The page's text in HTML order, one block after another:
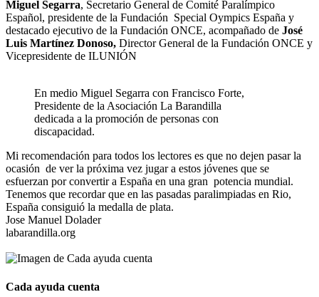
Miguel Segarra, Secretario General de Comité Paralímpico
Español, presidente de la Fundación Special Oympics España y
destacado ejecutivo de la Fundación ONCE, acompañado de José
Luis Martínez Donoso, Director General de la Fundación ONCE y
Vicepresidente de ILUNIÓN
En medio Miguel Segarra con Francisco Forte,
Presidente de la Asociación La Barandilla
dedicada a la promoción de personas con
discapacidad.
Mi recomendación para todos los lectores es que no dejen pasar la
ocasión de ver la próxima vez jugar a estos jóvenes que se
esfuerzan por convertir a España en una gran potencia mundial.
Tenemos que recordar que en las pasadas paralimpiadas en Rio,
España consiguió la medalla de plata.
Jose Manuel Dolader
labarandilla.org
Cada ayuda cuenta